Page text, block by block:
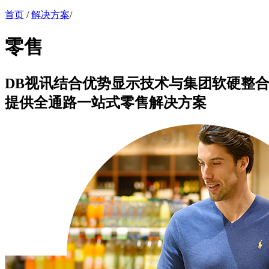
首页 / 解决方案/
零售
DB视讯结合优势显示技术与集团软硬整
提供全通路一站式零售解决方案